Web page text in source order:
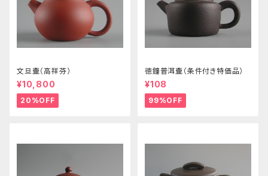
文旦壷（高祥芬）
¥10,800
20%OFF
徳鐘普洱壷（条件付き特価品）
¥108
99%OFF